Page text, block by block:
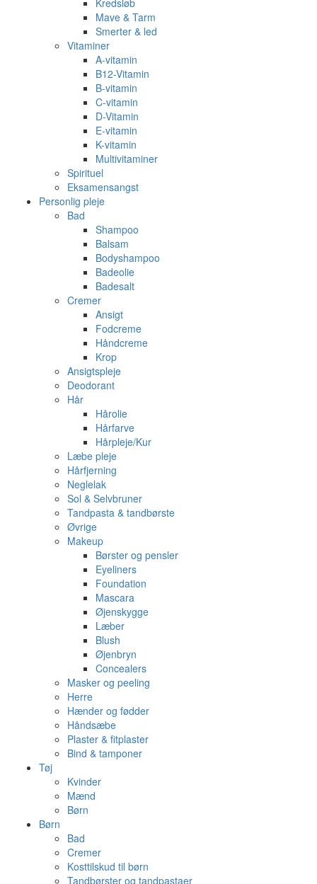
Kredsløb
Mave & Tarm
Smerter & led
Vitaminer
A-vitamin
B12-Vitamin
B-vitamin
C-vitamin
D-Vitamin
E-vitamin
K-vitamin
Multivitaminer
Spirituel
Eksamensangst
Personlig pleje
Bad
Shampoo
Balsam
Bodyshampoo
Badeolie
Badesalt
Cremer
Ansigt
Fodcreme
Håndcreme
Krop
Ansigtspleje
Deodorant
Hår
Hårolie
Hårfarve
Hårpleje/Kur
Læbe pleje
Hårfjerning
Neglelak
Sol & Selvbruner
Tandpasta & tandbørste
Øvrige
Makeup
Børster og pensler
Eyeliners
Foundation
Mascara
Øjenskygge
Læber
Blush
Øjenbryn
Concealers
Masker og peeling
Herre
Hænder og fødder
Håndsæbe
Plaster & fitplaster
Bind & tamponer
Tøj
Kvinder
Mænd
Børn
Børn
Bad
Cremer
Kosttilskud til børn
Tandbørster og tandpastaer